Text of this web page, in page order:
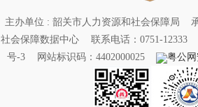
主办单位 : 韶关市人力资源和社会保障局
社会保障数据中心
联系电话：0751-12333
号-3
网站标识码：4402000025 粤公网